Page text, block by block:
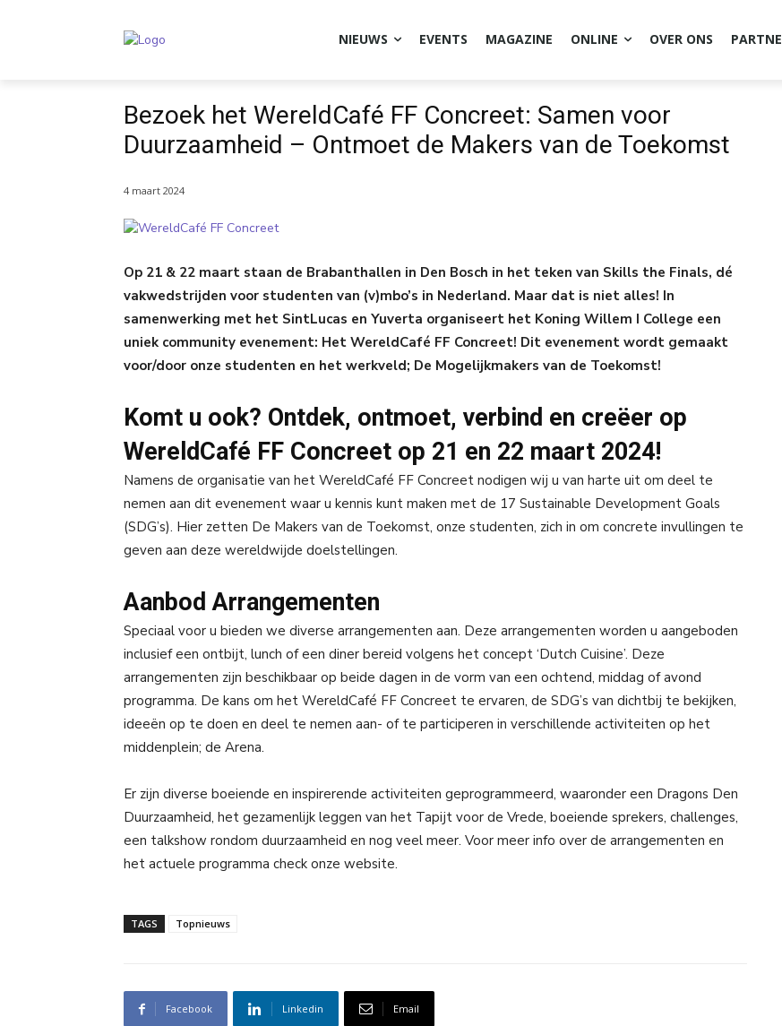
NIEUWS EVENTS MAGAZINE ONLINE OVER ONS
Bezoek het WereldCafé FF Concreet: Samen voor
Duurzaamheid – Ontmoet de Makers van de Toekomst
4 maart 2024
Op 21 & 22 maart staan de Brabanthallen in Den Bosch in het teken van Skills the Finals, dé
vakwedstrijden voor studenten van (v)mbo’s in Nederland. Maar dat is niet alles! In
samenwerking met het SintLucas en Yuverta organiseert het Koning Willem I College een
uniek community evenement: Het WereldCafé FF Concreet! Dit evenement wordt gemaakt
voor/door onze studenten en het werkveld; De Mogelijkmakers van de Toekomst!
Komt u ook? Ontdek, ontmoet, verbind en creëer op
WereldCafé FF Concreet op 21 en 22 maart 2024!
Namens de organisatie van het WereldCafé FF Concreet nodigen wij u van harte uit om deel te
nemen aan dit evenement waar u kennis kunt maken met de 17 Sustainable Development Goals
(SDG’s). Hier zetten De Makers van de Toekomst, onze studenten, zich in om concrete invullingen te
geven aan deze wereldwijde doelstellingen.
Aanbod Arrangementen
Speciaal voor u bieden we diverse arrangementen aan. Deze arrangementen worden u aangeboden
inclusief een ontbijt, lunch of een diner bereid volgens het concept ‘Dutch Cuisine’. Deze
arrangementen zijn beschikbaar op beide dagen in de vorm van een ochtend, middag of avond
programma. De kans om het WereldCafé FF Concreet te ervaren, de SDG’s van dichtbij te bekijken,
ideeën op te doen en deel te nemen aan- of te participeren in verschillende activiteiten op het
middenplein; de Arena.
Er zijn diverse boeiende en inspirerende activiteiten geprogrammeerd, waaronder een Dragons Den
Duurzaamheid, het gezamenlijk leggen van het Tapijt voor de Vrede, boeiende sprekers, challenges,
een talkshow rondom duurzaamheid en nog veel meer. Voor meer info over de arrangementen en
het actuele programma check onze website.
TAGS Topnieuws
Facebook Linkedin Email